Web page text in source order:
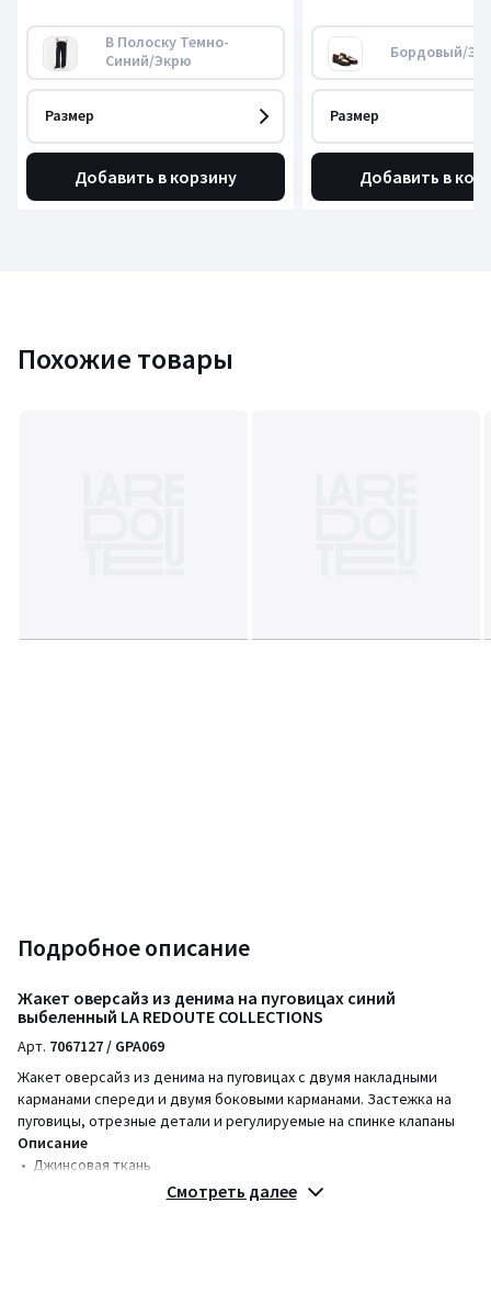
В Полоску Темно-
Синий/Экрю
Размер
Добавить в корзину
Бордовый/
Размер
Добавить в
Похожие товары
Подробное описание
Жакет оверсайз из денима на пуговицах синий
выбеленный LA REDOUTE COLLECTIONS
Арт. 7067127 / GPA069
Жакет оверсайз из денима на пуговицах с двумя накладными
карманами спереди и двумя боковыми карманами. Застежка на
пуговицы, отрезные детали и регулируемые на спинке клапаны
Описание
• Джинсовая ткань
Смотреть далее